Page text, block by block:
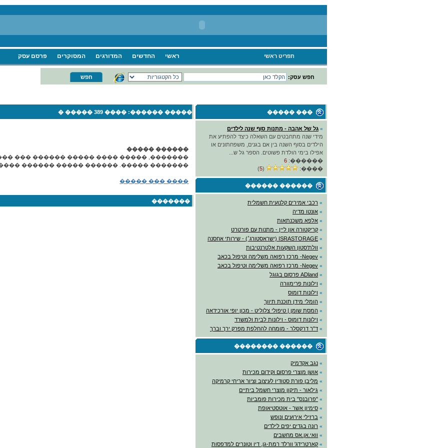
תפריט ראשי ראשי החדשים המדורגים המסוקרים פרסם עסק
חפש עסק:
����� ������:
���� 389 ����� �
������ �����
����� ���� ����� ������ ��� �����
�����. ������ ����� ������ ����� ����.
���� ��� �����
�������
��� �����
» גל של אהבה - מתנות סוף שנה לילדים
מידי שנה מתחבטים עם השאלה כיצד להפתיע את
הילדים בסוף השנה בין אם בגנים, משפחתונים או
אפילו בימי הולדת פשוטים. הספר גל ש...
������:
6
����:
(
5
)
������ ������
» רכבי אמירים קלנועית חשמלית
» אונטו מדיה
» אלפא משכנתאות
» קריקטורה און ליין - מתנות עם פורטרט
» ISRASTORAGE (ישראסטורג׳) - שירותי אחסנה
» וולת'סטון השקעות אלטרנטיבות
» Negev- מרכז רפואה משלימה וטיפול בכאב
» Negev- מרכז רפואה משלימה וטיפול בכאב
» ADland פרסום בגוגל
» וילונות פרימוורה
» וילונות דומוס
» הומלי מידן תוכנת תיווך
» המסת שומן | טיפולי צלוליט - מכון יופי אורכידאה
» וילונות דומוס - וילונות לבית ולמשרד
» ד"ר דרקסלר - מומחה להחלפת מפרק ירך וברך
������ ��������
» נגב אקדמיק
» אושן מוצרי פרסום וקידום מכירות
» מליבן פורת סטודיו לעיצוב וציור אריחי קרמיקה
» גילאור - תיקון מוצרי חשמל ביתיים
» "פרובנס" בית מכירות פומביות
» סימיון אשר - אוטסטיאופת
» ברזילי אירועים ונופש
» רונה בגדים יפים לילדים
» וואי.אן.אס מחשבים
» קארטרידג' וורלד רמת-גן, דיו וטונרים למדפסות